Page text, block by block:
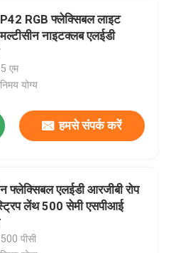
RGB फ्लेक्सिबल लाइट
नाइटक्लब एलईडी
एम
योग्य
हमसे संपर्क करें
फ्लेक्सिबल एलईडी आरजीबी रोप
लेंथ 500 सेमी एसपीआई
पीसी